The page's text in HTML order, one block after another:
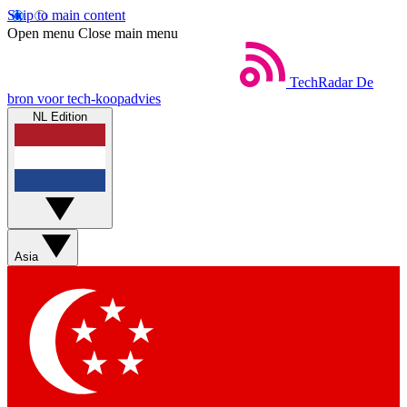
Skip to main content
Open menu Close main menu
TechRadar De
bron voor tech-koopadvies
NL Edition
Asia